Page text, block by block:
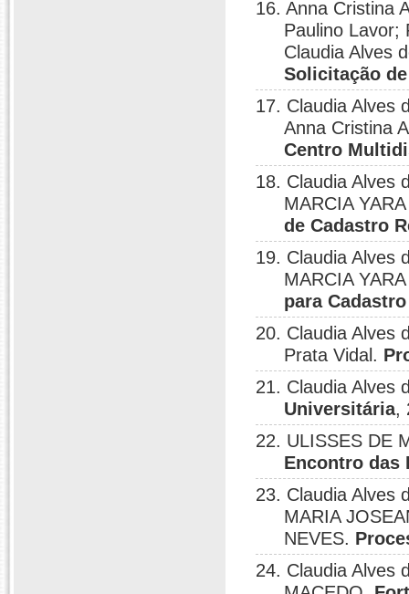
16. Anna Cristina
Paulino Lavor;
Claudia Alves
Solicitação
17. Claudia Alves
Anna Cristina
Centro
18. Claudia Alves
MARCIA
de Cadastro
19. Claudia Alves
MARCIA
para
20. Claudia Alves
Prata Vidal.
21. Claudia Alves
Universitária,
22. ULISSES DE
Encontro das
23. Claudia Alves
MARIA
NEVES.
24. Claudia Alves